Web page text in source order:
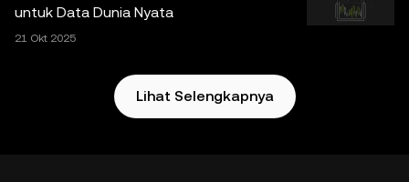
untuk Data Dunia Nyata
21 Okt 2025
Lihat Selengkapnya